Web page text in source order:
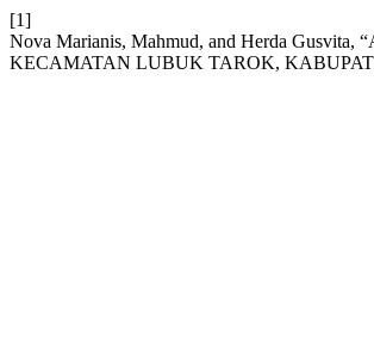
[1]
Nova Marianis, Mahmud, and Herda
KECAMATAN LUBUK TAROK,